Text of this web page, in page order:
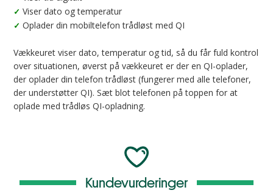
✓ Viser dato og temperatur
✓ Oplader din mobiltelefon trådløst med QI
Vækkeuret viser dato, temperatur og tid, så du får fuld kontrol
over situationen, øverst på vækkeuret er der en QI-oplader,
der oplader din telefon trådløst (fungerer med alle telefoner,
der understøtter QI). Sæt blot telefonen på toppen for at
oplade med trådløs QI-opladning.
Kundevurderinger